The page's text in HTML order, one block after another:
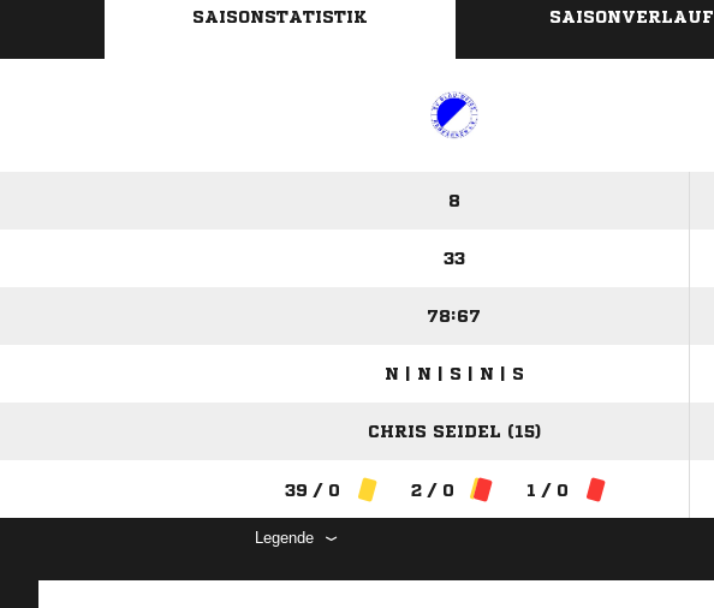
SAISONSTATISTIK SAISONVERLAUF
8
33
78:67
N | N | S | N | S
CHRIS SEIDEL (15)
39 / 0 2 / 0 1 / 0
Legende